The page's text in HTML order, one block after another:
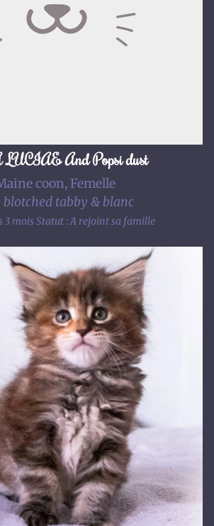
LUCIAE And Popsi dust
coon, Femelle
blotched tabby & blanc
3 moisStatut : A rejoint sa famille